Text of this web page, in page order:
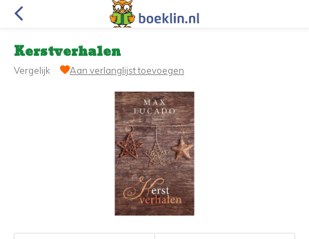
Kerstverhalen
Vergelijk Aan verlanglijst toevoegen